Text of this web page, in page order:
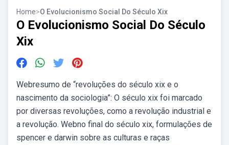
Home>O Evolucionismo Social Do Século Xix
O Evolucionismo Social Do Século
Xix
Webresumo de “revoluções do século xix e o
nascimento da sociologia”: O século xix foi marcado
por diversas revoluções, como a revolução industrial e
a revolução. Webno final do século xix, formulações de
spencer e darwin sobre as culturas e raças